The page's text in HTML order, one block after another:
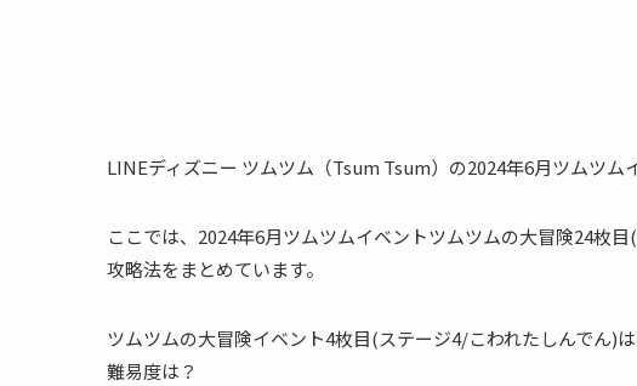
LINEディズニー ツムツム（Tsum Tsum）の2024年6月ツムツム
ここでは、2024年6月ツムツムイベントツムツムの大冒険24枚
攻略法をまとめています。
ツムツムの大冒険イベント4枚目(ステージ4/こわれたしんでん)
難易度は？